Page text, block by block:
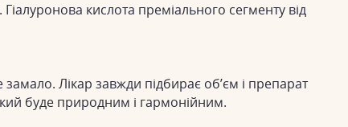
кислота преміального сегменту від
Лікар завжди підбирає об’єм і препарат
буде природним і гармонійним.